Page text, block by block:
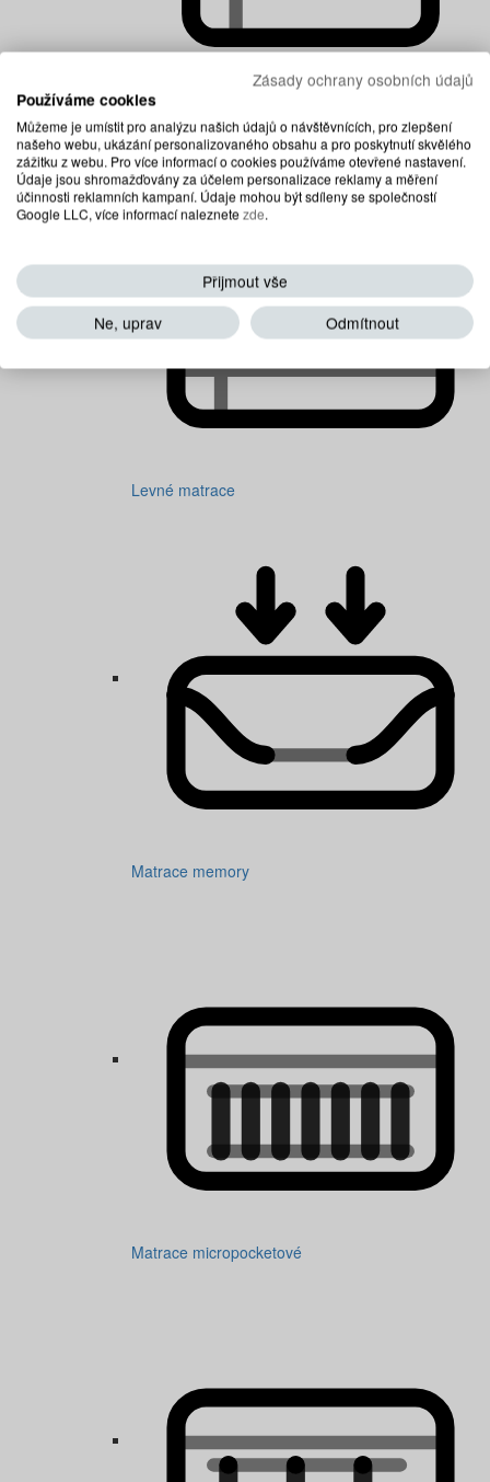
Dětské matrace
Levné matrace
Matrace memory
Matrace micropocketové
Zásady ochrany osobních údajů
Používáme cookies
Můžeme je umístit pro analýzu našich údajů o návštěvnících, pro zlepšení
našeho webu, ukázání personalizovaného obsahu a pro poskytnutí skvělého
zážitku z webu. Pro více informací o cookies používáme otevřené nastavení.
Údaje jsou shromažďovány za účelem personalizace reklamy a měření
účinnosti reklamních kampaní. Údaje mohou být sdíleny se společností
Google LLC, více informací naleznetezde.
Přijmout vše
Ne, uprav
Odmítnout